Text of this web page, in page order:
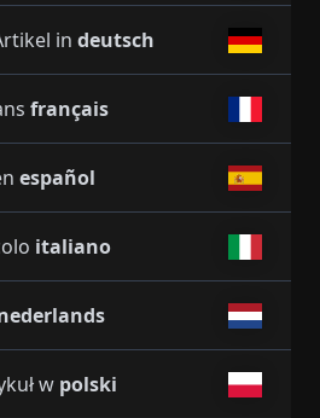
in deutsch
français
español
italiano
w polski